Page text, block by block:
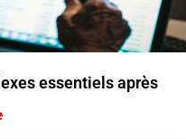
essentiels après